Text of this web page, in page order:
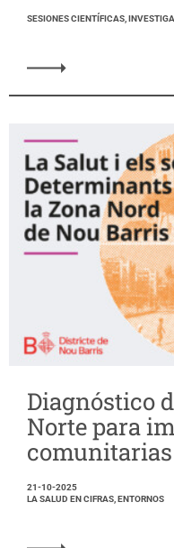
SESIONES CIENTÍFICAS,
Diagnóstico
Norte para
comunitarias
21-10-2025
LA SALUD EN CIFRAS, ENTORNOS